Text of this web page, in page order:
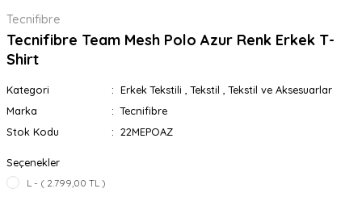
Tecnifibre
Tecnifibre Team Mesh Polo Azur Renk Erkek T-
Shirt
Kategori Erkek Tekstili ,Tekstil ,Tekstil ve Aksesuarlar
Marka
Tecnifibre
Stok Kodu
22MEPOAZ
Seçenekler
L - ( 2.799,00 TL )